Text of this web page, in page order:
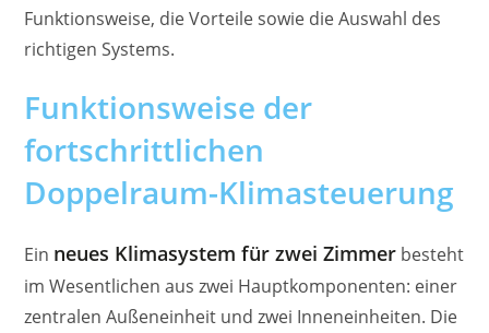
Funktionsweise, die Vorteile sowie die Auswahl des
richtigen Systems.
Funktionsweise der
fortschrittlichen
Doppelraum-Klimasteuerung
Ein neues Klimasystem für zwei Zimmer besteht
im Wesentlichen aus zwei Hauptkomponenten: einer
zentralen Außeneinheit und zwei Inneneinheiten. Die